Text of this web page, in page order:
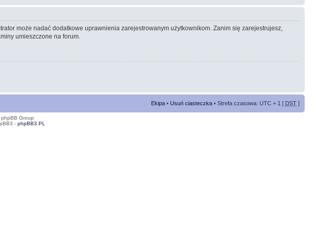
może nadać dodatkowe uprawnienia zarejestrowanym użytkownikom. Zanim się zarejestrujesz,
umieszczone na forum.
Ekipa • Usuń ciasteczka • Strefa czasowa: UTC + 1 [ DST ]
Group
- phpBB3.PL